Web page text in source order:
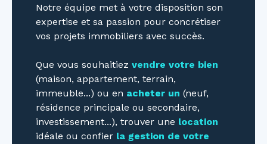
Notre équipe met à votre disposition son
expertise et sa passion pour concrétiser
vos projets immobiliers avec succès.
Que vous souhaitiez vendre votre bien
(maison, appartement, terrain,
immeuble...) ou en acheter un (neuf,
résidence principale ou secondaire,
investissement...), trouver une location
idéale ou confier la gestion de votre